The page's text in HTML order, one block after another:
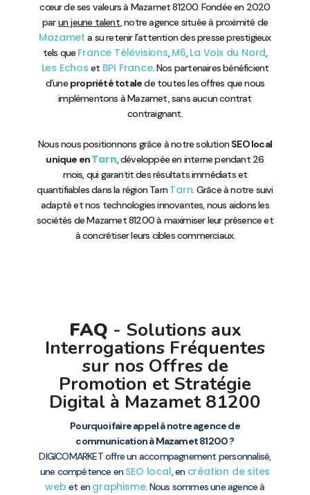
cœur de ses valeurs à Mazamet 81200. Fondée en 2020
parun jeune talent, notre agence située à proximité de
Mazamet a su retenir l’attention des presse prestigieux
tels que France Télévisions,M6,La Voix du Nord,
Les Echos et BPI France. Nos partenaires bénéficient
d’une propriété totalede toutes les offres que nous
implémentons à Mazamet, sans aucun contrat
contraignant.
Nous nous positionnons grâce à notre solutionSEO local
unique enTarn, développée en interne pendant 26
mois, qui garantit des résultats immédiats et
quantifiables dans la région TarnTarn. Grâce à notre suivi
adapté et nos technologies innovantes, nous aidons les
sociétés de Mazamet 81200 à maximiser leur présence et
à concrétiser leurs cibles commerciaux.
FAQ - Solutions aux
Interrogations Fréquentes
sur nos Offres de
Promotion et Stratégie
Digital à Mazamet 81200
Pourquoi faire appel à notre agence de
communication à Mazamet 81200 ?
DIGICOMARKET offre un accompagnement personnalisé,
une compétence enSEO local, en création de sites
web et engraphisme. Nous sommes une agence à